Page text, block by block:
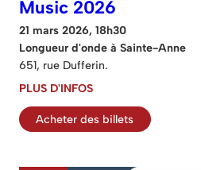
Music 2026
21 mars 2026, 18h30
Longueur d'onde à Sainte-Anne
651, rue Dufferin.
PLUS D'INFOS
Acheter des billets